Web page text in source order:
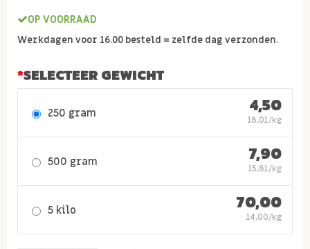
OP VOORRAAD
Werkdagen voor 16.00 besteld = zelfde dag verzonden.
SELECTEER GEWICHT
250 gram 4,50
18,01/kg
500 gram 7,90
15,81/kg
5 kilo 70,00
14,00/kg